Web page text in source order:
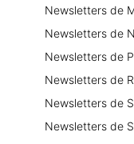
Newslettersde
Newslettersde
Newslettersde
Newslettersde
Newslettersde
Newslettersde